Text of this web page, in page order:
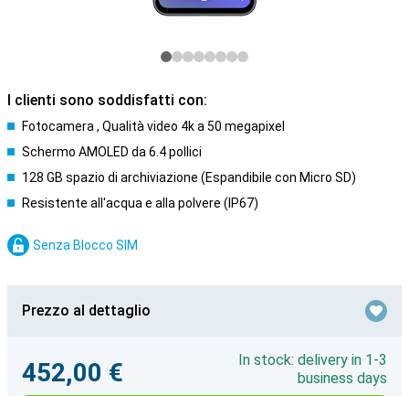
I clienti sono soddisfatti con:
Fotocamera , Qualità video 4k a 50 megapixel
Schermo AMOLED da 6.4 pollici
128 GB spazio di archiviazione (Espandibile con Micro SD)
Resistente all'acqua e alla polvere (IP67)
Senza Blocco SIM
Prezzo al dettaglio
452,00 €
In stock: delivery in 1-3
business days